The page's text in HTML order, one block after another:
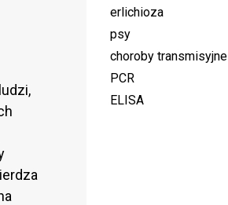
erlichioza
psy
choroby transmisyjne
PCR
ELISA